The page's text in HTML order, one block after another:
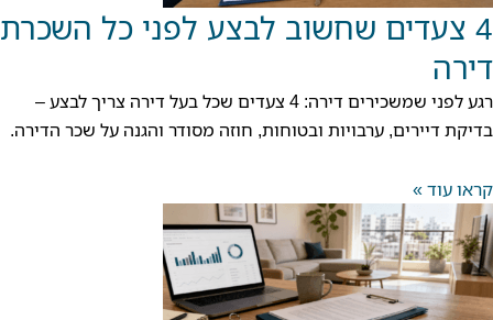
4 צעדים שחשוב לבצע לפני כל השכרת
דירה
רגע לפני שמשכירים דירה: 4 צעדים שכל בעל דירה צריך לבצע –
בדיקת דיירים, ערבויות ובטוחות, חוזה מסודר והגנה על שכר הדירה.
קראו עוד »